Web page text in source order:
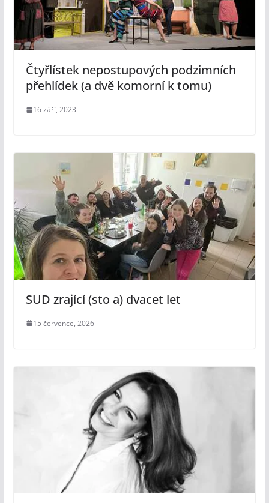
Čtyřlístek nepostupových podzimních
přehlídek (a dvě komorní k tomu)
16 září, 2023
SUD zrající (sto a) dvacet let
15 července, 2026